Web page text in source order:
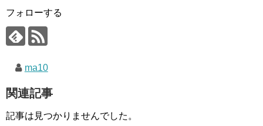
フォローする
ma10
関連記事
記事は見つかりませんでした。